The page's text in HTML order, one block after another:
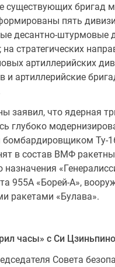
существующих бригад
пять
десантно-штурмовые
стратегических
артиллерийских
и артиллерийские
заявил, что ядерная
глубоко
бомбардировщиком Ту-
в состав ВМФ
назначения
955А «Борей-А»,
ракетами «Булава».
часы» с Си
Совета